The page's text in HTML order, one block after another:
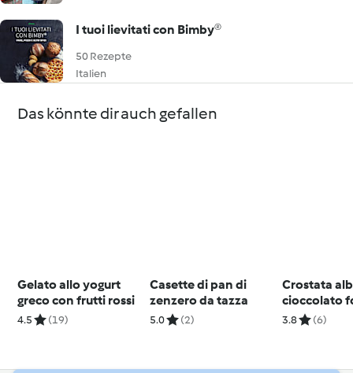
I tuoi lievitati con Bimby®
50 Rezepte
Italien
Das könnte dir auch gefallen
Gelato allo yogurt
greco con frutti rossi
4.5 (19)
Casette di pan di
zenzero da tazza
5.0 (2)
Crostata
cioccolato
3.8 (6)